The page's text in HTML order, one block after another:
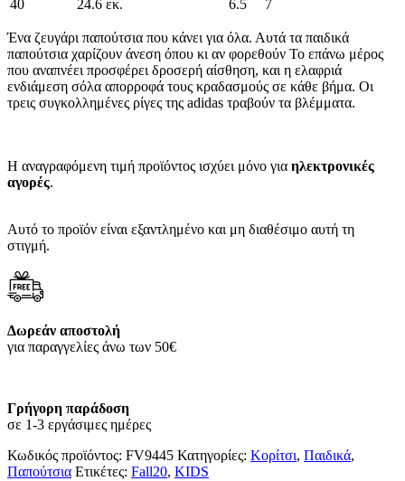
40
24.6 εκ. 6.5 7
Ένα ζευγάρι παπούτσια που κάνει για όλα. Αυτά τα παιδικά
παπούτσια χαρίζουν άνεση όπου κι αν φορεθούν Το επάνω μέρος
που αναπνέει προσφέρει δροσερή αίσθηση, και η ελαφριά
ενδιάμεση σόλα απορροφά τους κραδασμούς σε κάθε βήμα. Οι
τρεις συγκολλημένες ρίγες της adidas τραβούν τα βλέμματα.
Η αναγραφόμενη τιμή προϊόντος ισχύει μόνο για ηλεκτρονικές
αγορές.
Αυτό το προϊόν είναι εξαντλημένο και μη διαθέσιμο αυτή τη
στιγμή.
Δωρεάν αποστολή
για παραγγελίες άνω των 50€
Γρήγορη παράδοση
σε 1-3 εργάσιμες ημέρες
Κωδικός προϊόντος: FV9445 Κατηγορίες: Κορίτσι, Παιδικά,
Παπούτσια Ετικέτες: Fall20, KIDS